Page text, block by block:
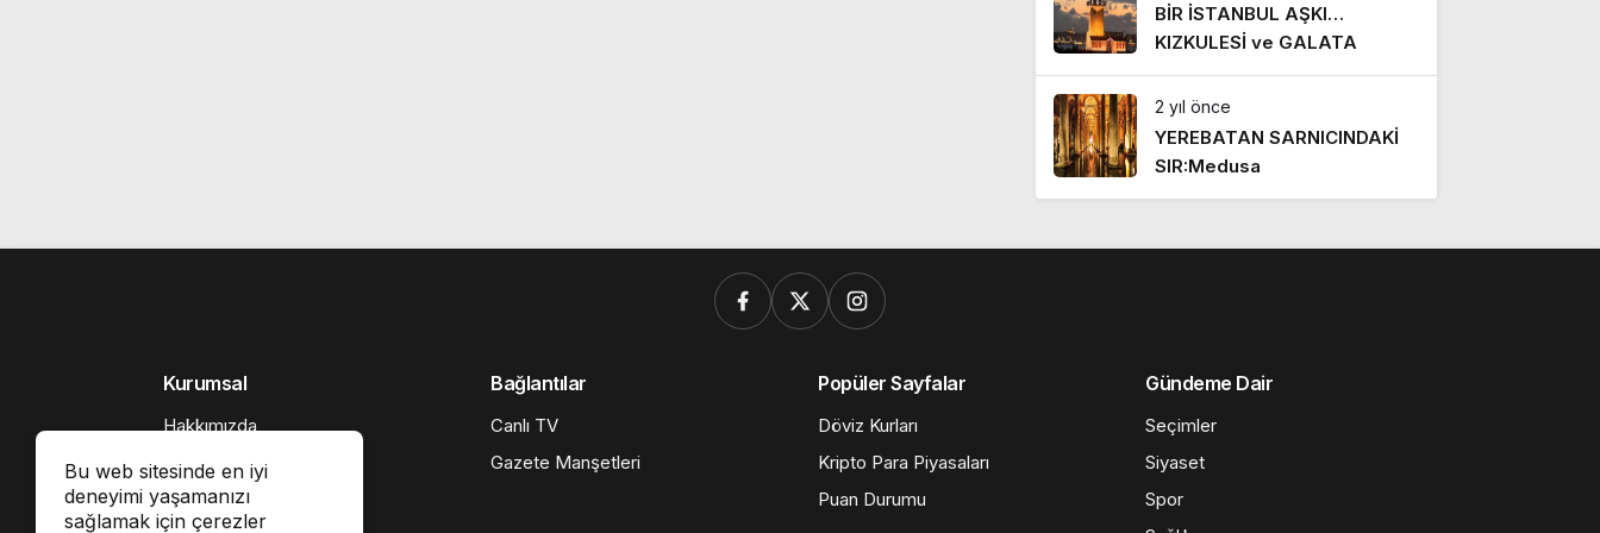
BİR İSTANBUL AŞKI…
KIZKULESİ ve GALATA
2 yıl önce
YEREBATAN SARNICINDAKİ
SIR:Medusa
Bu web sitesinde en iyi
deneyimi yaşamanızı
sağlamak için çerezler
Kurumsal
Hakkımızda
Künye
İletişim
Bağlantılar
Canlı TV
Gazete Manşetleri
Popüler Sayfalar
Döviz Kurları
Kripto Para Piyasaları
Puan Durumu
Gündeme Dair
Seçimler
Siyaset
Spor